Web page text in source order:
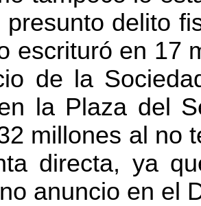
presunto delito
escrituró en 17
de la
la Plaza del
millones al no
directa, ya
anuncio en el